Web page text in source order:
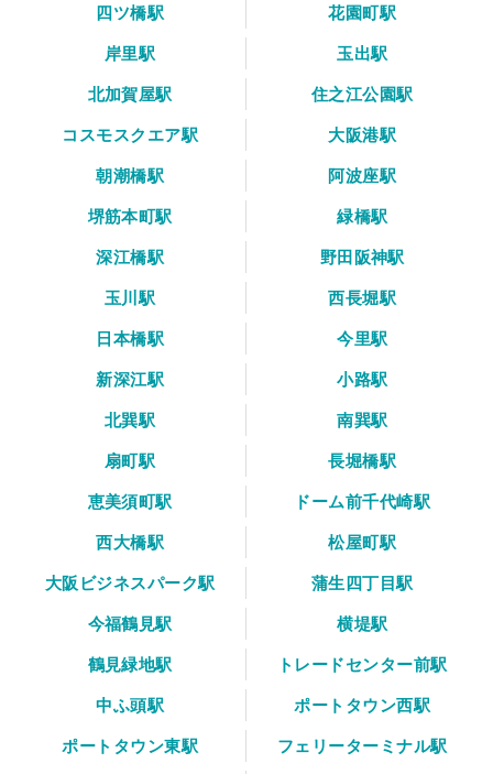
四ツ橋駅
花園町駅
岸里駅
玉出駅
北加賀屋駅
住之江公園駅
コスモスクエア駅
大阪港駅
朝潮橋駅
阿波座駅
堺筋本町駅
緑橋駅
深江橋駅
野田阪神駅
玉川駅
西長堀駅
日本橋駅
今里駅
新深江駅
小路駅
北巽駅
南巽駅
扇町駅
長堀橋駅
恵美須町駅
ドーム前千代崎駅
西大橋駅
松屋町駅
大阪ビジネスパーク駅
蒲生四丁目駅
今福鶴見駅
横堤駅
鶴見緑地駅
トレードセンター前駅
中ふ頭駅
ポートタウン西駅
ポートタウン東駅
フェリーターミナル駅